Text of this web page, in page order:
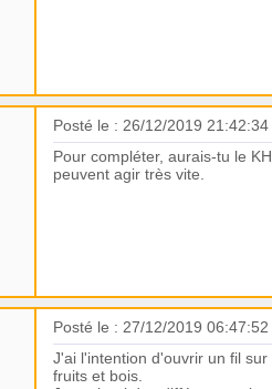
Posté le : 26/12/2019 21:42:34
Pour compléter, aurais-tu le
peuvent agir très vite.
Posté le : 27/12/2019 06:47:52
J'ai l'intention d'ouvrir un fil
fruits et bois.